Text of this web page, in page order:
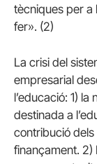
tècniques per a
fer». (2)
La crisi del
empresarial
l’educació: 1)
destinada a
contribució dels
finançament. 2)